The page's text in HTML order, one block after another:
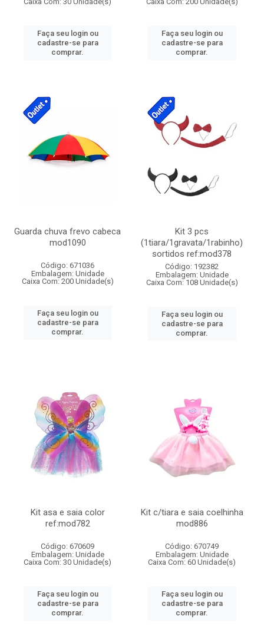
Faça seu login ou
cadastre-se para
comprar.
Faça seu login ou
cadastre-se para
comprar.
Guarda chuva frevo cabeca
mod1090
Código: 671036
Embalagem: Unidade
Caixa Com: 200 Unidade(s)
Faça seu login ou
cadastre-se para
comprar.
Kit 3 pcs
(1tiara/1gravata/1rabinho)
sortidos ref:mod378
Código: 192382
Embalagem: Unidade
Caixa Com: 108 Unidade(s)
Faça seu login ou
cadastre-se para
comprar.
Kit asa e saia color
ref:mod782
Código: 670609
Embalagem: Unidade
Caixa Com: 30 Unidade(s)
Faça seu login ou
cadastre-se para
comprar.
Kit c/tiara e saia coelhinha
mod886
Código: 670749
Embalagem: Unidade
Caixa Com: 60 Unidade(s)
Faça seu login ou
cadastre-se para
comprar.